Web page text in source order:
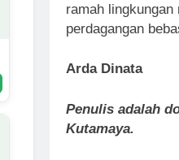
ramah
perdagangan
Arda Dinata
Penulis adalah
Kutamaya.